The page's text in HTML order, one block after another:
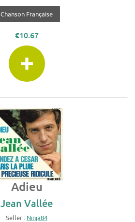
Chanson Française
€10.67
Adieu
Jean Vallée
Seller : Ninja84